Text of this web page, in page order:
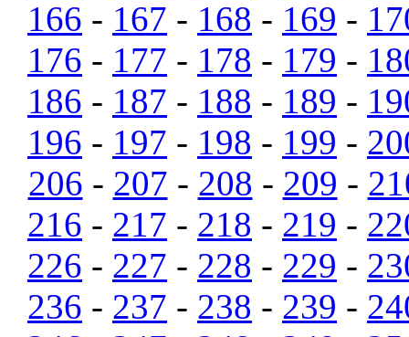
166 - 167 - 168 - 169 -
176 - 177 - 178 - 179 -
186 - 187 - 188 - 189 -
196 - 197 - 198 - 199 -
206 - 207 - 208 - 209 -
216 - 217 - 218 - 219 -
226 - 227 - 228 - 229 -
236 - 237 - 238 - 239 -